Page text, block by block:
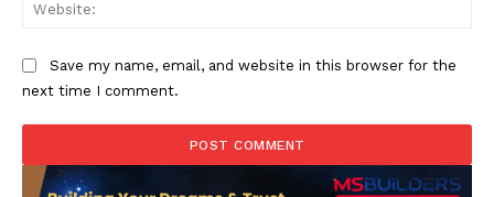
Save my name, email, and website in this browser for the
next time I comment.